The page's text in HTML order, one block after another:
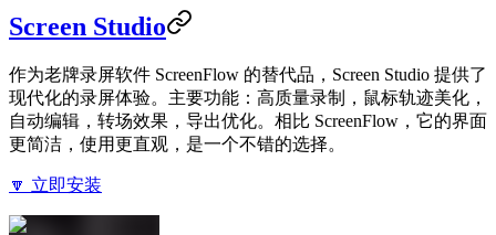
Screen Studio
作为老牌录屏软件 ScreenFlow 的替代品，Screen Studio 提供了
现代化的录屏体验。主要功能：高质量录制，鼠标轨迹美化，
自动编辑，转场效果，导出优化。相比 ScreenFlow，它的界面
更简洁，使用更直观，是一个不错的选择。
🔽 立即安装